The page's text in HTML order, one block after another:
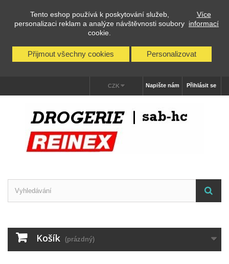
Tento eshop používá k poskytování služeb,
personalizaci reklam a analýze návštěvnosti soubory
cookie.
Více
informací
Přijmout všechny cookies Personalizovat
Přihlásit se
Napište nám
CZK
Košík (prázdný)